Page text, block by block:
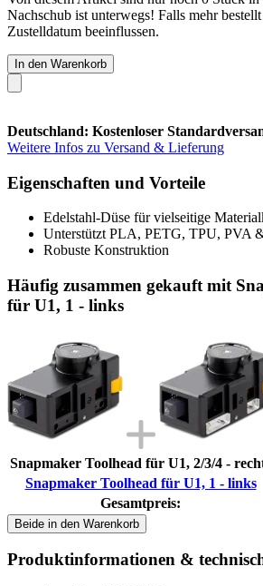
Nachschub ist unterwegs! Falls mehr
Zustelldatum beeinflussen.
In den Warenkorb
Deutschland: Kostenloser
Weitere Infos zu Versand & Lieferung
Eigenschaften und Vorteile
Edelstahl-Düse für vielseitige
Unterstützt PLA, PETG, TPU, PVA
Robuste Konstruktion
Häufig zusammen gekauft mit
für U1, 1 - links
Snapmaker Toolhead für U1, 2/3/4 -
Snapmaker Toolhead für U1, 1 - links
Gesamtpreis:
Beide in den Warenkorb
Produktinformationen &